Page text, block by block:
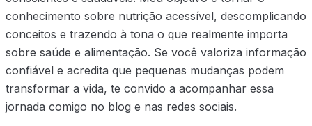
conhecimento sobre nutrição acessível, descomplicando
conceitos e trazendo à tona o que realmente importa
sobre saúde e alimentação. Se você valoriza informação
confiável e acredita que pequenas mudanças podem
transformar a vida, te convido a acompanhar essa
jornada comigo no blog e nas redes sociais.